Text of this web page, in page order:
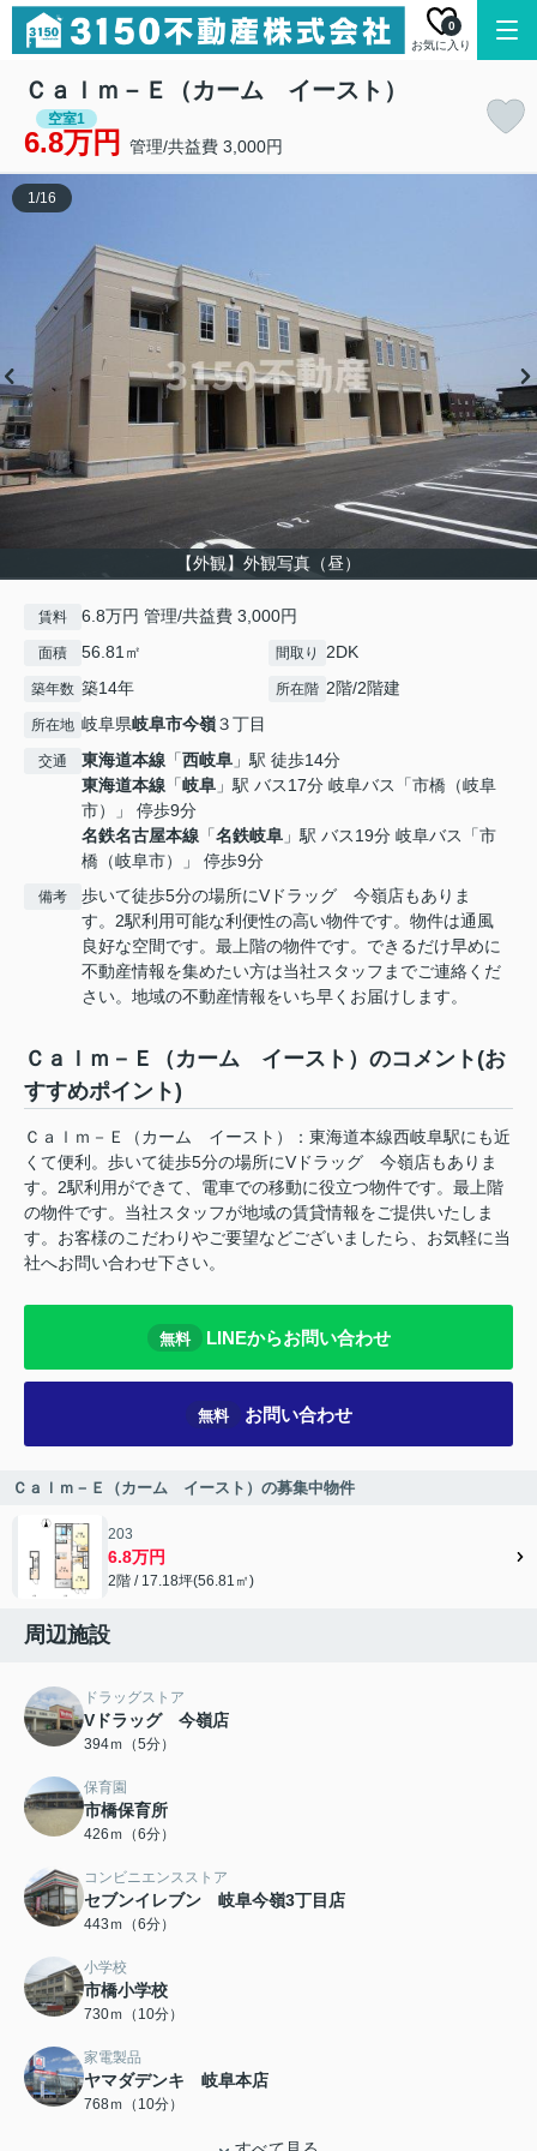
お気に入り
0
Ｃａｌｍ－Ｅ（カーム イースト）
空室1
6.8万円 管理/共益費 3,000円
【外観】外観写真（昼）
1/16
賃料 6.8万円 管理/共益費 3,000円
面積 56.81㎡ 間取り 2DK
築年数 築14年 所在階 2階/2階建
所在地 岐阜県岐阜市今嶺３丁目
交通 東海道本線 「西岐阜 」駅 徒歩14分
東海道本線 「岐阜 」駅 バス17分 岐阜バス「市橋（岐阜
市）」 停歩9分
名鉄名古屋本線 「名鉄岐阜 」駅 バス19分 岐阜バス「市
橋（岐阜市）」 停歩9分
備考
歩いて徒歩5分の場所にVドラッグ 今嶺店もありま
す。2駅利用可能な利便性の高い物件です。物件は通風
良好な空間です。最上階の物件です。できるだけ早めに
不動産情報を集めたい方は当社スタッフまでご連絡くだ
さい。地域の不動産情報をいち早くお届けします。
Ｃａｌｍ－Ｅ（カーム イースト）のコメント(お
すすめポイント)
Ｃａｌｍ－Ｅ（カーム イースト）：東海道本線西岐阜駅にも近
くて便利。歩いて徒歩5分の場所にVドラッグ 今嶺店もありま
す。2駅利用ができて、電車での移動に役立つ物件です。最上階
の物件です。当社スタッフが地域の賃貸情報をご提供いたしま
す。お客様のこだわりやご要望などございましたら、お気軽に当
社へお問い合わせ下さい。
無料 LINEからお問い合わせ
無料 お問い合わせ
Ｃａｌｍ－Ｅ（カーム イースト）の募集中物件
203
6.8万円
2階 / 17.18坪(56.81㎡)
周辺施設
ドラッグストア
Vドラッグ 今嶺店
394ｍ（5分）
保育園
市橋保育所
426ｍ（6分）
コンビニエンスストア
セブンイレブン 岐阜今嶺3丁目店
443ｍ（6分）
小学校
市橋小学校
730ｍ（10分）
家電製品
ヤマダデンキ 岐阜本店
768ｍ（10分）